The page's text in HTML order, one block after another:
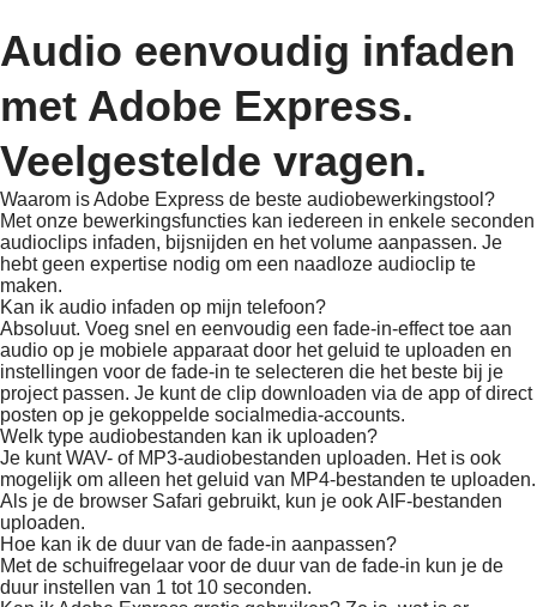
Audio eenvoudig infaden
met Adobe Express.
Veelgestelde vragen.
Waarom is Adobe Express de beste audiobewerkingstool?
Met onze bewerkingsfuncties kan iedereen in enkele seconden
audioclips infaden, bijsnijden en het volume aanpassen. Je
hebt geen expertise nodig om een naadloze audioclip te
maken.
Kan ik audio infaden op mijn telefoon?
Absoluut. Voeg snel en eenvoudig een fade-in-effect toe aan
audio op je mobiele apparaat door het geluid te uploaden en
instellingen voor de fade-in te selecteren die het beste bij je
project passen. Je kunt de clip downloaden via de app of direct
posten op je gekoppelde socialmedia-accounts.
Welk type audiobestanden kan ik uploaden?
Je kunt WAV- of MP3-audiobestanden uploaden. Het is ook
mogelijk om alleen het geluid van MP4-bestanden te uploaden.
Als je de browser Safari gebruikt, kun je ook AIF-bestanden
uploaden.
Hoe kan ik de duur van de fade-in aanpassen?
Met de schuifregelaar voor de duur van de fade-in kun je de
duur instellen van 1 tot 10 seconden.